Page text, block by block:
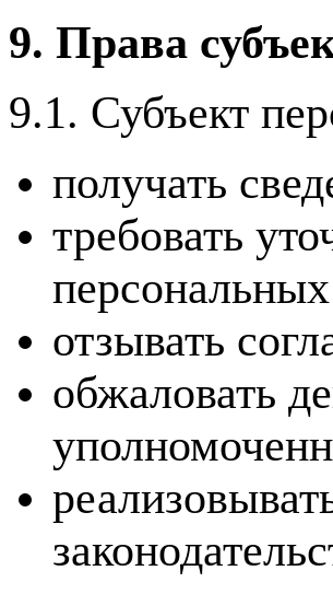
9. Права
9.1. Субъект
получать
требовать
отзывать
обжаловать